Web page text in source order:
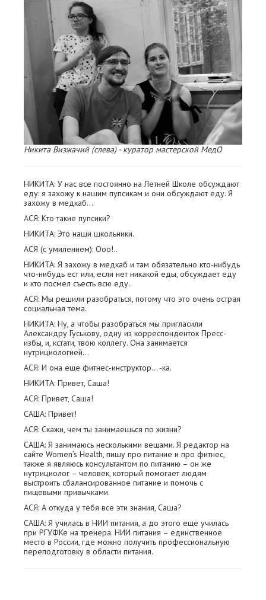
Никита Визжачий (слева) - куратор мастерской МедО
НИКИТА: У нас все постоянно на Летней Школе обсуждают
еду: я захожу к нашим пупсикам и они обсуждают еду. Я
захожу в медкаб…
АСЯ: Кто такие пупсики?
НИКИТА: Это наши школьники.
АСЯ (с умилением): Ооо!..
НИКИТА: Я захожу в медкаб и там обязательно кто-нибудь
что-нибудь ест или, если нет никакой еды, обсуждает еду
и кто посмел съесть всю еду.
АСЯ: Мы решили разобраться, потому что это очень острая
социальная тема.
НИКИТА: Ну, а чтобы разобраться мы пригласили
Александру Гуськову, одну из корреспонденток Пресс-
избы, и, кстати, твою коллегу. Она занимается
нутрициологией…
АСЯ: И она еще фитнес-инструктор… -ка.
НИКИТА: Привет, Саша!
АСЯ: Привет, Саша!
САША: Привет!
АСЯ: Скажи, чем ты занимаешься по жизни?
САША: Я занимаюсь несколькими вещами. Я редактор на
сайте Women’s Health, пишу про питание и про фитнес,
также я являюсь консультантом по питанию – он же
нутрициолог – человек, который помогает людям
выстроить сбалансированное питание и помочь с
пищевыми привычками.
АСЯ: А откуда у тебя все эти знания, Саша?
САША: Я училась в НИИ питания, а до этого еще училась
при РГУФКе на тренера. НИИ питания – единственное
место в России, где можно получить профессиональную
переподготовку в области питания.